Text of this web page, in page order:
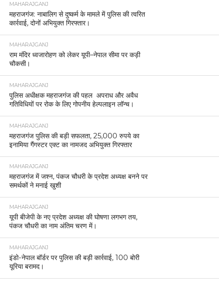
MAHARAJGANJ
महराजगंज: नाबालिग से दुष्कर्म के मामले में पुलिस की त्वरित
कार्रवाई, दोनों अभियुक्त गिरफ्तार।
MAHARAJGANJ
राम मंदिर ध्वजारोहण को लेकर यूपी–नेपाल सीमा पर कड़ी
चौकसी।
MAHARAJGANJ
पुलिस अधीक्षक महराजगंज की पहल अपराध और अवैध
गतिविधियों पर रोक के लिए गोपनीय हेल्पलाइन लॉन्च।
MAHARAJGANJ
महराजगंज पुलिस की बड़ी सफलता, 25,000 रुपये का
इनामिया गैंगस्टर एक्ट का नामजद अभियुक्त गिरफ्तार
MAHARAJGANJ
महराजगंज में जश्न, पंकज चौधरी के प्रदेश अध्यक्ष बनने पर
समर्थकों ने मनाई खुशी
MAHARAJGANJ
यूपी बीजेपी के नए प्रदेश अध्यक्ष की घोषणा लगभग तय,
पंकज चौधरी का नाम अंतिम चरण में।
MAHARAJGANJ
इंडो-नेपाल बॉर्डर पर पुलिस की बड़ी कार्रवाई, 100 बोरी
यूरिया बरामद।